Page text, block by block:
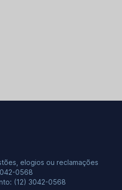
elogios ou reclamações
0568
(12) 3042-0568